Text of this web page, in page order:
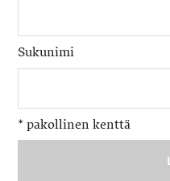
Sukunimi
* pakollinen kenttä